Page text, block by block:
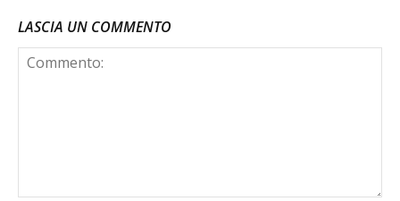
LASCIA UN COMMENTO